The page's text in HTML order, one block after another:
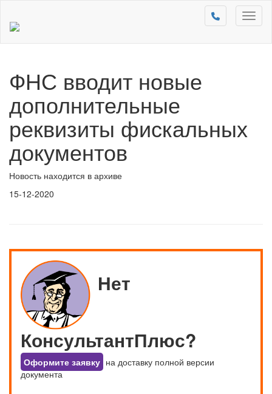
ФНС вводит новые
дополнительные
реквизиты фискальных
документов
Новость находится в архиве
15-12-2020
Нет
КонсультантПлюс?
Оформите заявку на доставку полной версии
документа